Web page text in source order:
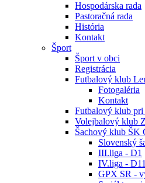
Hospodárska rada
Pastoračná rada
História
Kontakt
Šport
Šport v obci
Registrácia
Futbalový klub
Fotogaléria
Kontakt
Futbalový klub pri
Volejbalový klub
Šachový klub ŠK
Slovenský
III.liga - D1
IV.liga - D11
GPX SR -